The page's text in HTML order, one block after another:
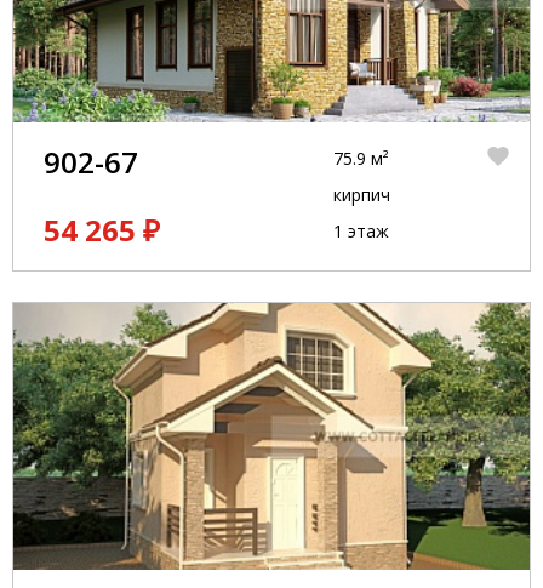
902-67
54 265 ₽
75.9 м²
кирпич
1 этаж